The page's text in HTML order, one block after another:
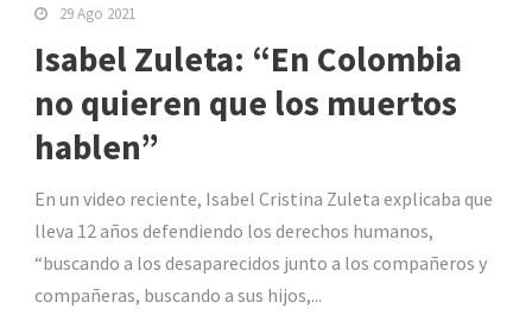
29 Ago 2021
Isabel Zuleta: “En Colombia
no quieren que los muertos
hablen”
En un video reciente, Isabel Cristina Zuleta explicaba que
lleva 12 años defendiendo los derechos humanos,
“buscando a los desaparecidos junto a los compañeros y
compañeras, buscando a sus hijos,...